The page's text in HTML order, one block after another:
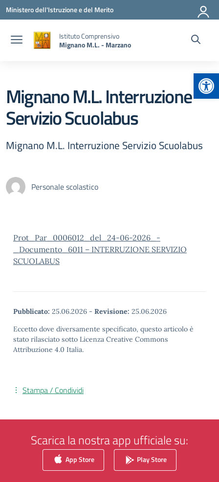
Vai ai contenuti
Vai al menu di navigazione
Vai al footer
Ministero dell'Istruzione e del Merito
Istituto Comprensivo
Mignano M.L. - Marzano
Mignano M.L. Interruzione
Servizio Scuolabus
Mignano M.L. Interruzione Servizio Scuolabus
Personale scolastico
Prot_Par_0006012_del_24-06-2026_-
_Documento_6011 – INTERRUZIONE SERVIZIO
SCUOLABUS
Pubblicato: 25.06.2026 - Revisione: 25.06.2026
Eccetto dove diversamente specificato, questo articolo è
stato rilasciato sotto Licenza Creative Commons
Attribuzione 4.0 Italia.
Stampa / Condividi
Scarica la nostra app ufficiale su:
App Store Play Store